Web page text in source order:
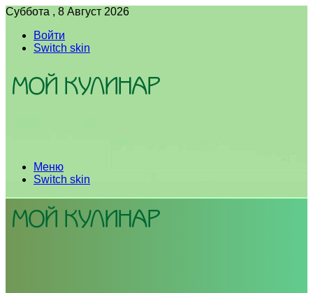
Суббота , 8 Август 2026
Войти
Switch skin
Меню
Switch skin